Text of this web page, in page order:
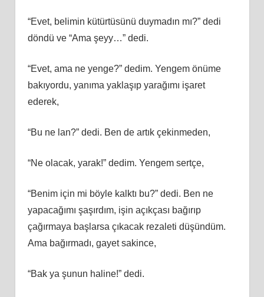
“Evet, belimin kütürtüsünü duymadın mı?” dedi
döndü ve “Ama şeyy…” dedi.
“Evet, ama ne yenge?” dedim. Yengem önüme
bakıyordu, yanıma yaklaşıp yarağımı işaret
ederek,
“Bu ne lan?” dedi. Ben de artık çekinmeden,
“Ne olacak, yarak!” dedim. Yengem sertçe,
“Benim için mi böyle kalktı bu?” dedi. Ben ne
yapacağımı şaşırdım, işin açıkçası bağırıp
çağırmaya başlarsa çıkacak rezaleti düşündüm.
Ama bağırmadı, gayet sakince,
“Bak ya şunun haline!” dedi.